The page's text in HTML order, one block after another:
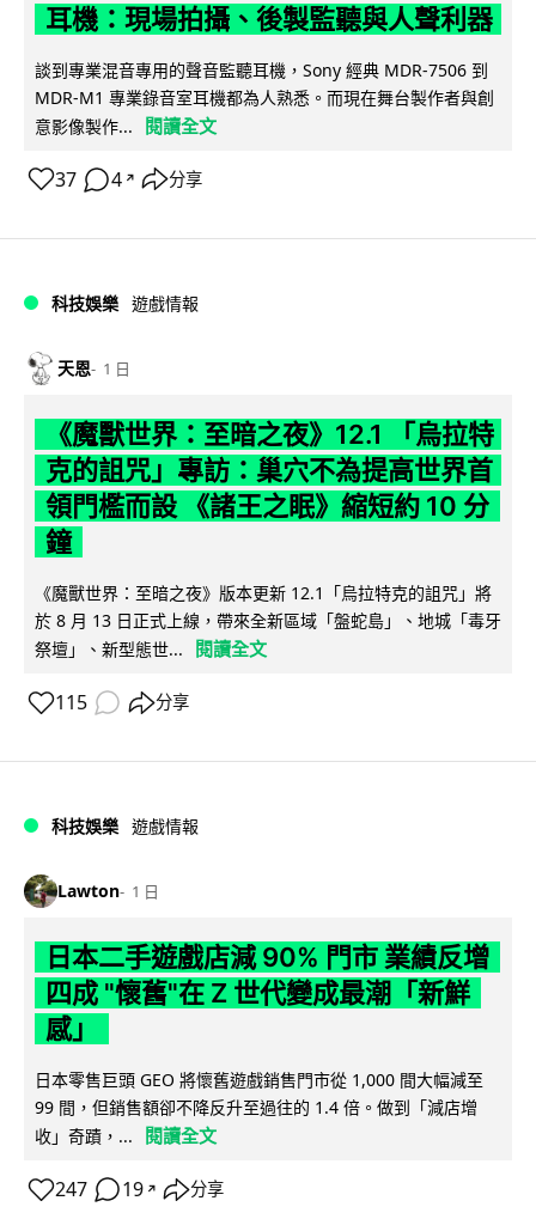
耳機：現場拍攝、後製監聽與人聲利器
談到專業混音專用的聲音監聽耳機，Sony 經典 MDR-7506 到
MDR-M1 專業錄音室耳機都為人熟悉。而現在舞台製作者與創
意影像製作...
閱讀全文
37 4 ↗ 分享
科技娛樂 遊戲情報
天恩 1 日
《魔獸世界：至暗之夜》12.1 「烏拉特
克的詛咒」專訪：巢穴不為提高世界首
領門檻而設 《諸王之眠》縮短約 10 分
鐘
《魔獸世界：至暗之夜》版本更新 12.1「烏拉特克的詛咒」將
於 8 月 13 日正式上線，帶來全新區域「盤蛇島」、地城「毒牙
祭壇」、新型態世...
閱讀全文
115 分享
科技娛樂 遊戲情報
Lawton 1 日
日本二手遊戲店減 90% 門市 業績反增
四成 "懷舊"在 Z 世代變成最潮「新鮮
感」
日本零售巨頭 GEO 將懷舊遊戲銷售門市從 1,000 間大幅減至
99 間，但銷售額卻不降反升至過往的 1.4 倍。做到「減店增
收」奇蹟，...
閱讀全文
247 19 ↗ 分享